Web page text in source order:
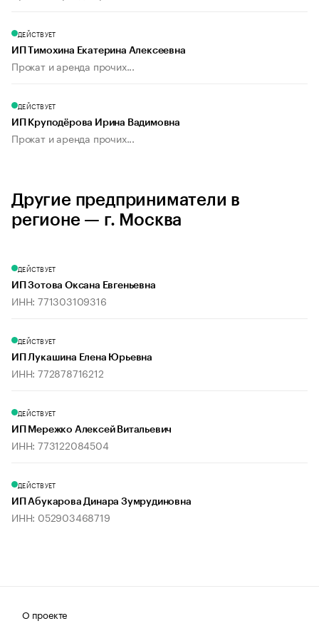
ДЕЙСТВУЕТ
ИП Тимохина Екатерина Алексеевна
Прокат и аренда прочих...
ДЕЙСТВУЕТ
ИП Круподёрова Ирина Вадимовна
Прокат и аренда прочих...
Другие предприниматели в
регионе — г. Москва
ДЕЙСТВУЕТ
ИП Зотова Оксана Евгеньевна
ИНН: 771303109316
ДЕЙСТВУЕТ
ИП Лукашина Елена Юрьевна
ИНН: 772878716212
ДЕЙСТВУЕТ
ИП Мережко Алексей Витальевич
ИНН: 773122084504
ДЕЙСТВУЕТ
ИП Абукарова Динара Зумрудиновна
ИНН: 052903468719
О проекте